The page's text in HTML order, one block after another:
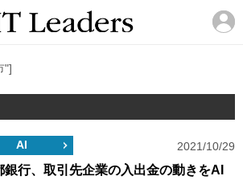
"]
AI 2021/10/29
銀行、取引先企業の入出金の動きをAI